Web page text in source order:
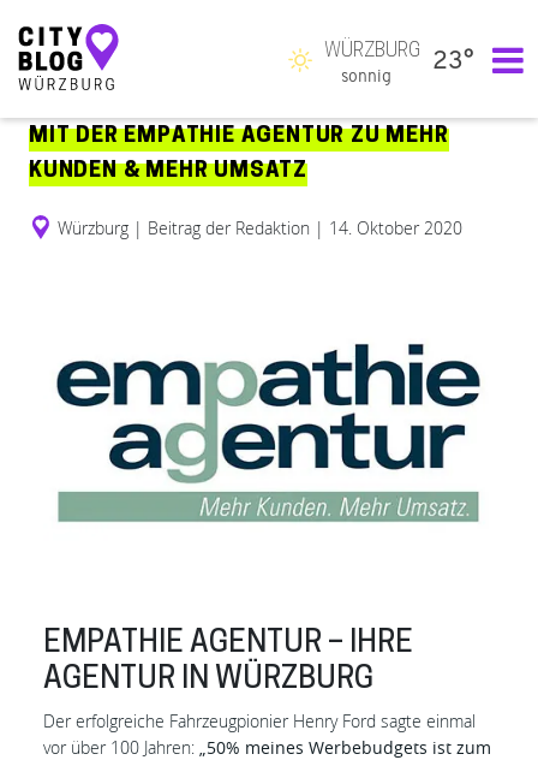
Hauptnavigation
WÜRZBURG
sonnig
23°
MIT DER EMPATHIE AGENTUR ZU MEHR
KUNDEN & MEHR UMSATZ
Würzburg | Beitrag der Redaktion | 14. Oktober 2020
EMPATHIE AGENTUR – IHRE
AGENTUR IN WÜRZBURG
Der erfolgreiche Fahrzeugpionier Henry Ford sagte einmal
vor über 100 Jahren: „50% meines Werbebudgets ist zum